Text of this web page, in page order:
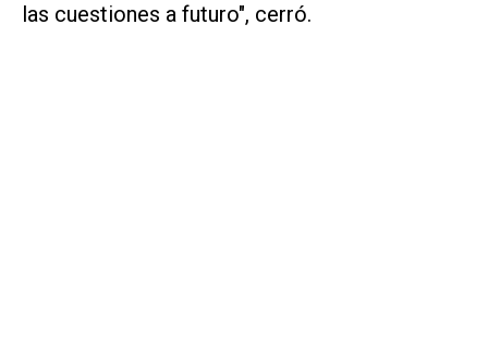
las cuestiones a futuro", cerró.